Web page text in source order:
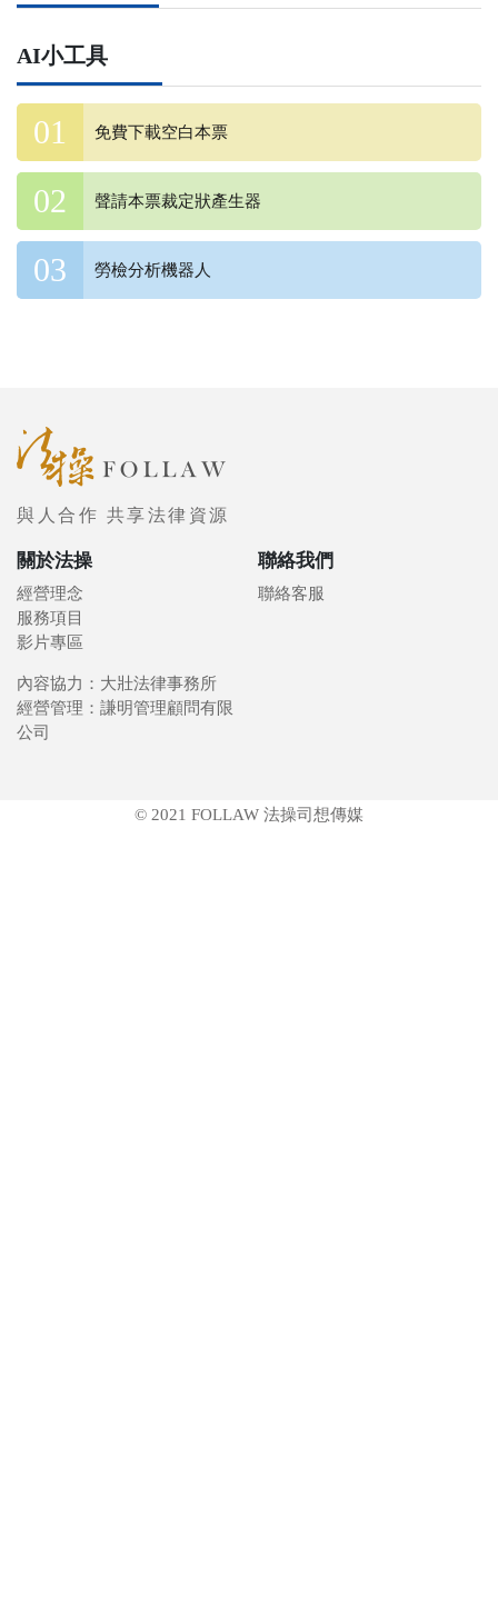
AI小工具
免費下載空白本票
聲請本票裁定狀產生器
勞檢分析機器人
與人合作 共享法律資源
關於法操
經營理念
服務項目
影片專區
聯絡我們
聯絡客服
內容協力：大壯法律事務所
經營管理：謙明管理顧問有限
公司
© 2021 FOLLAW 法操司想傳媒